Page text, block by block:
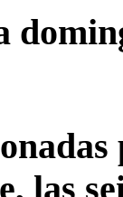
las